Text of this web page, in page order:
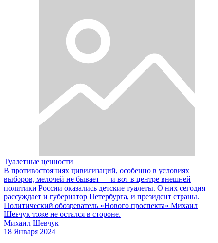
Туалетные ценности
В противостояниях цивилизаций, особенно в условиях
выборов, мелочей не бывает — и вот в центре внешней
политики России оказались детские туалеты. О них сегодня
рассуждает и губернатор Петербурга, и президент страны.
Политический обозреватель «Нового проспекта» Михаил
Шевчук тоже не остался в стороне.
Михаил Шевчук
18 Января 2024